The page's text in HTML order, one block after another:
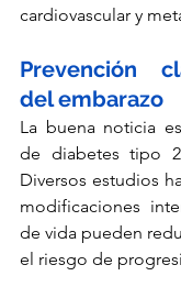
cardiovascular y
Prevención
del embarazo
La buena noticia
de diabetes tipo
Diversos estudios
modificaciones
de vida pueden
el riesgo de